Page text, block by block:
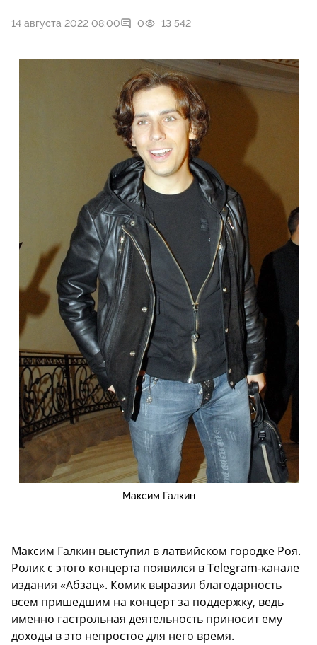
14 августа 2022 08:00 0 13 542
Максим Галкин
Максим Галкин выступил в латвийском городке Роя.
Ролик с этого концерта появился в Telegram-канале
издания «Абзац». Комик выразил благодарность
всем пришедшим на концерт за поддержку, ведь
именно гастрольная деятельность приносит ему
доходы в это непростое для него время.